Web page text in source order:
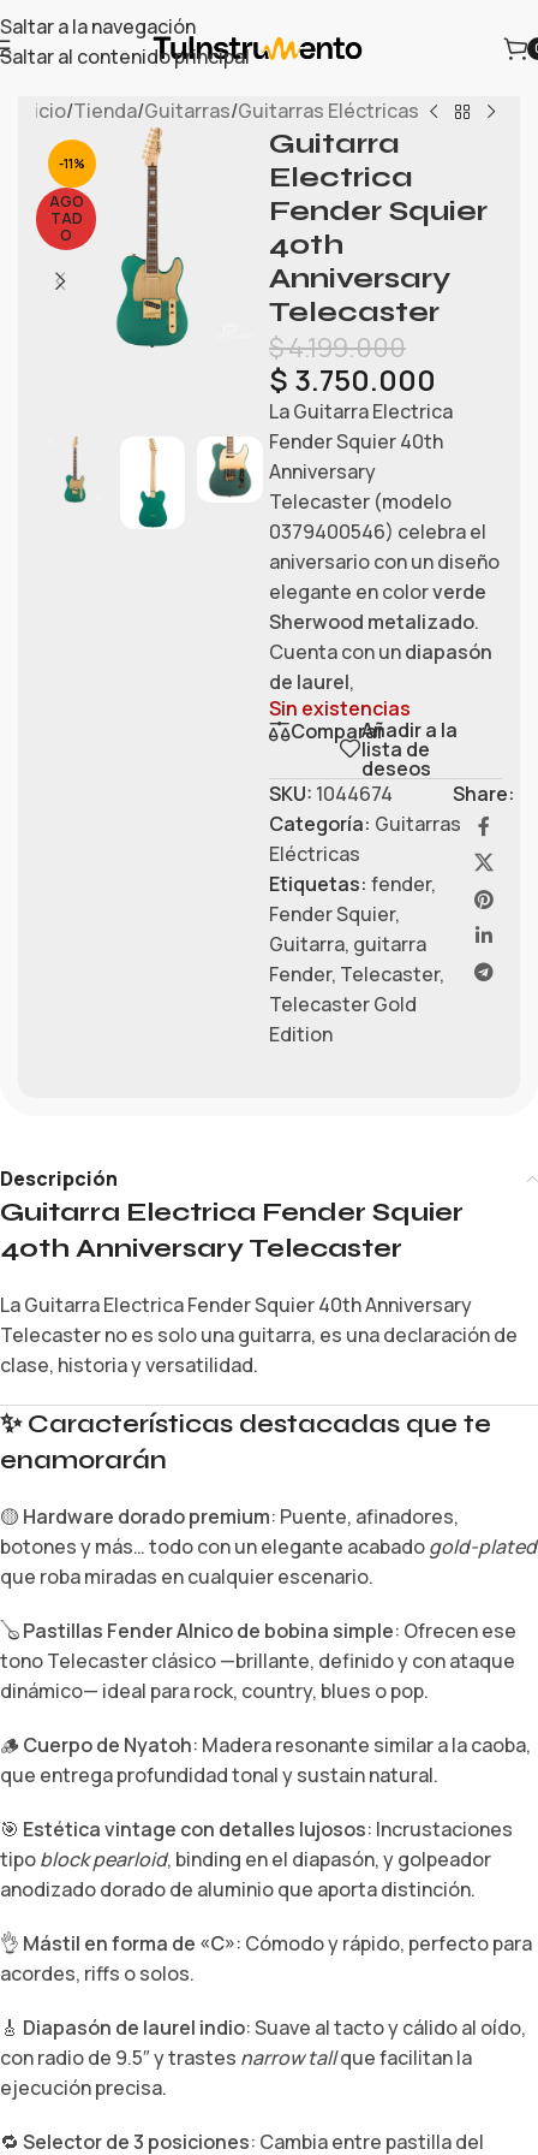
Saltar a la navegación
Saltar al contenido principal
Inicio/Tienda/Guitarras/Guitarras Eléctricas
-11%
AGO
TAD
O
Guitarra
Electrica
Fender Squier
40th
Anniversary
Telecaster
$4.199.000
$ 3.750.000
La Guitarra Electrica
Fender Squier 40th
Anniversary
Telecaster (modelo
0379400546) celebra el
aniversario con un diseño
elegante en colorverde
Sherwood metalizado.
Cuenta con undiapasón
de laurel,
Sin existencias
CompararAñadir a la
lista de
deseos
SKU: 1044674
Categoría: Guitarras
Eléctricas
Etiquetas: fender,
Fender Squier,
Guitarra, guitarra
Fender, Telecaster,
Telecaster Gold
Edition
Share:
Descripción
Guitarra Electrica Fender Squier
40th Anniversary Telecaster
La Guitarra Electrica Fender Squier 40th Anniversary
Telecaster no es solo una guitarra, es una declaración de
clase, historia y versatilidad.
✨Características destacadas que te
enamorarán
🟡 Hardware dorado premium: Puente, afinadores,
botones y más… todo con un elegante acabadogold-plated
que roba miradas en cualquier escenario.
🪕Pastillas Fender Alnico de bobina simple: Ofrecen ese
tono Telecaster clásico —brillante, definido y con ataque
dinámico— ideal para rock, country, blues o pop.
🪵 Cuerpo de Nyatoh: Madera resonante similar a la caoba,
que entrega profundidad tonal y sustain natural.
🎯 Estética vintage con detalles lujosos: Incrustaciones
tipoblock pearloid, binding en el diapasón, y golpeador
anodizado dorado de aluminio que aporta distinción.
👌 Mástil en forma de «C»: Cómodo y rápido, perfecto para
acordes, riffs o solos.
🎸 Diapasón de laurel indio: Suave al tacto y cálido al oído,
con radio de 9.5″ y trastes narrow tallque facilitan la
ejecución precisa.
🔁 Selector de 3 posiciones: Cambia entre pastilla del